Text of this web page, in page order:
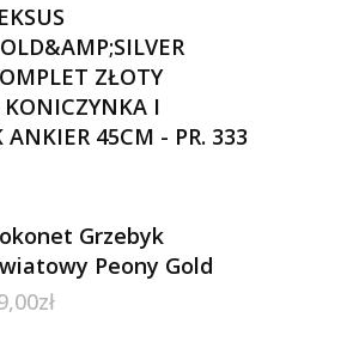
ZŁOTY
KONICZYNKA I
ANKIER 45CM - PR. 333
Grzebyk
Peony Gold
zł